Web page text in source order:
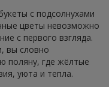
с подсолнухами
цветы невозможно
с первого взгляда.
вы словно
поляну, где жёлтые
уюта и тепла.